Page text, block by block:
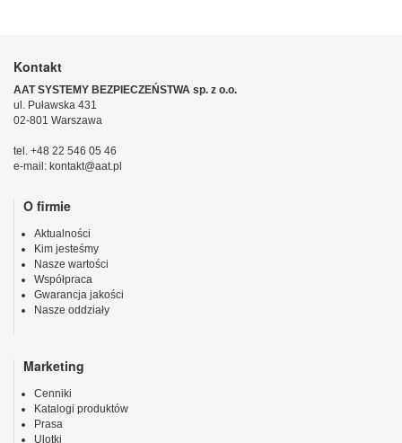
Kontakt
AAT SYSTEMY BEZPIECZEŃSTWA sp. z o.o.
ul. Puławska 431
02-801 Warszawa
tel. +48 22 546 05 46
e-mail: kontakt@aat.pl
O firmie
Aktualności
Kim jesteśmy
Nasze wartości
Współpraca
Gwarancja jakości
Nasze oddziały
Marketing
Cenniki
Katalogi produktów
Prasa
Ulotki